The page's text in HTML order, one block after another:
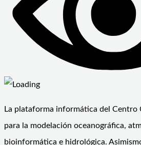
La plataforma informática del Centro
para la modelación oceanográfica,
bioinformática e hidrológica.